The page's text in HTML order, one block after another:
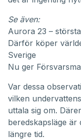
Se även:
Aurora 23 –
Därför köper
Sverige
Nu ger
Var dessa
vilken
uttala sig om.
beredskapsläge är
längre tid.